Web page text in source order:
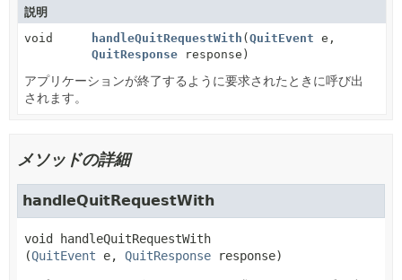
説明
void
handleQuitRequestWith (QuitEvent e,
QuitResponse response)
アプリケーションが終了するように要求されたときに呼び出
されます。
メソッドの詳細
handleQuitRequestWith
void handleQuitRequestWith
(QuitEvent e, QuitResponse response)